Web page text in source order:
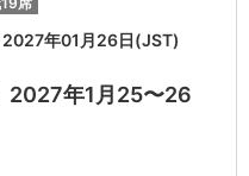
年01月26日(JST)
2027年1月25〜26